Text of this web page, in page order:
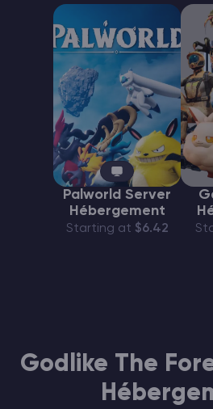
Palworld Server
Hébergement
Starting at $6.42
Godlike The